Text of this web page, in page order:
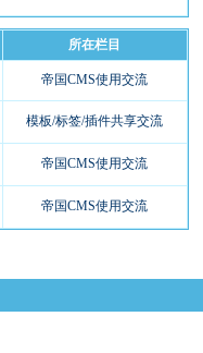
所在栏目
帝国CMS使用交流
模板/标签/插件共享交流
帝国CMS使用交流
帝国CMS使用交流